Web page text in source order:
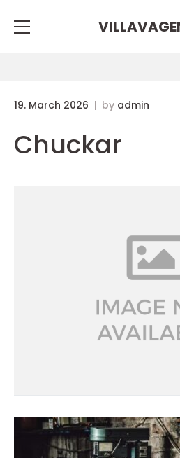
19. March 2026 by admin
Chuckar